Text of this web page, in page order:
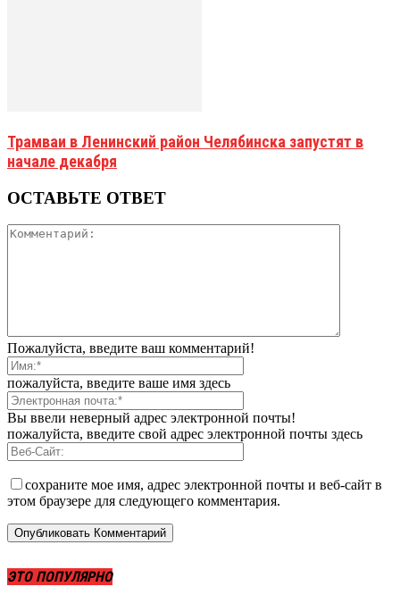
Трамваи в Ленинский район Челябинска запустят в
начале декабря
ОСТАВЬТЕ ОТВЕТ
Пожалуйста, введите ваш комментарий!
пожалуйста, введите ваше имя здесь
Вы ввели неверный адрес электронной почты!
пожалуйста, введите свой адрес электронной почты здесь
сохраните мое имя, адрес электронной почты и веб-сайт в
этом браузере для следующего комментария.
ЭТО ПОПУЛЯРНО